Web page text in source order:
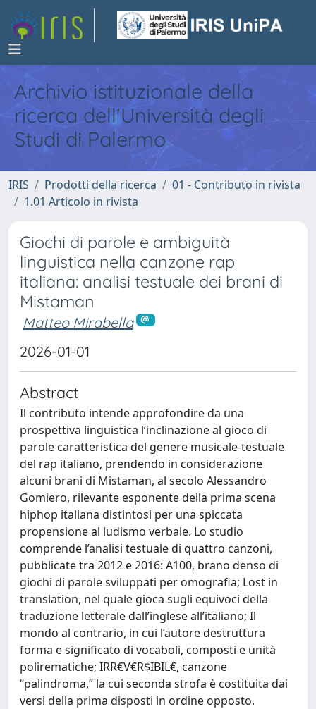
Archivio istituzionale della
ricerca dell'Università degli
Studi di Palermo
IRIS Prodotti della ricerca
01 - Contributo in rivista
1.01 Articolo in rivista
Giochi di parole e ambiguità
linguistica nella canzone rap
italiana: analisi testuale dei brani di
Mistaman
Matteo Mirabella
2026-01-01
Abstract
Il contributo intende approfondire da una
prospettiva linguistica l’inclinazione al gioco di
parole caratteristica del genere musicale-testuale
del rap italiano, prendendo in considerazione
alcuni brani di Mistaman, al secolo Alessandro
Gomiero, rilevante esponente della prima scena
hiphop italiana distintosi per una spiccata
propensione al ludismo verbale. Lo studio
comprende l’analisi testuale di quattro canzoni,
pubblicate tra 2012 e 2016: A100, brano denso di
giochi di parole sviluppati per omografia; Lost in
translation, nel quale gioca sugli equivoci della
traduzione letterale dall’inglese all’italiano; Il
mondo al contrario, in cui l’autore destruttura
forma e significato di vocaboli, composti e unità
polirematiche; IRR€V€R$IBIL€, canzone
“palindroma,” la cui seconda strofa è costituita dai
versi della prima disposti in ordine opposto.